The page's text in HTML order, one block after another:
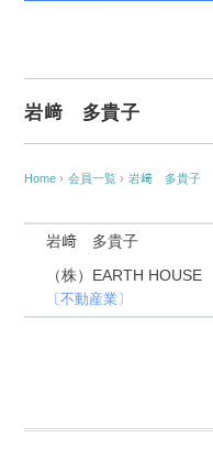
岩﨑 多貴子
Home › 会員一覧 › 岩﨑 多貴子
岩﨑 多貴子
（株）EARTH HOUSE
〔不動産業〕